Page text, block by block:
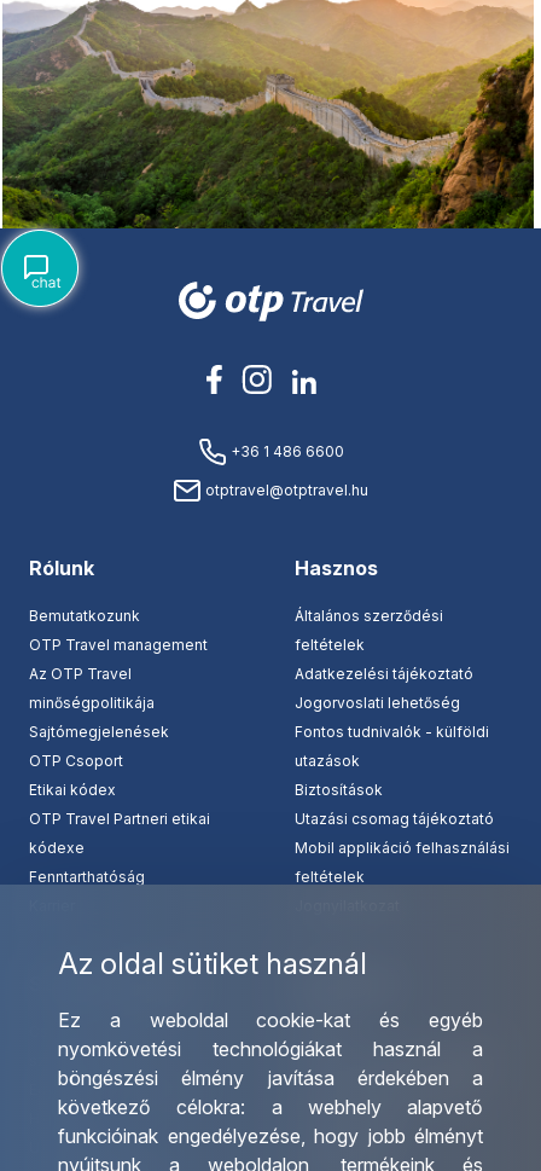
Az oldal sütiket használ
Ez a weboldal cookie-kat és egyéb
nyomkövetési technológiákat használ a
böngészési élmény javítása érdekében a
következő célokra: a webhely alapvető
funkcióinak engedélyezése, hogy jobb élményt
nyújtsunk a weboldalon ,termékeink és
+36 1 486 6600
otptravel@otptravel.hu
Rólunk
Bemutatkozunk
OTP Travel management
Az OTP Travel
minőségpolitikája
Sajtómegjelenések
OTP Csoport
Etikai kódex
OTP Travel Partneri etikai
kódexe
Fenntarthatóság
Hasznos
Általános szerződési
feltételek
Adatkezelési tájékoztató
Jogorvoslati lehetőség
Fontos tudnivalók - külföldi
utazások
Biztosítások
Utazási csomag tájékoztató
Mobil applikáció felhasználási
feltételek
Csoportos utazások
szervezése
Egyéni utak szervezése
Hajóutak
Üzleti utaztatás
Irodáink
Utazásszervező partnereink
Viszonteladó Partnereink
Partnereinknek
Utazási kérdőív